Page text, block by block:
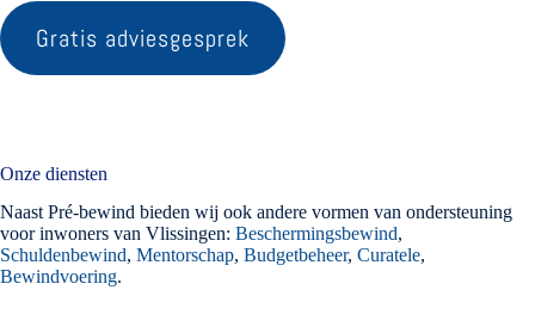
Gratis adviesgesprek
Onze diensten
Naast Pré-bewind bieden wij ook andere vormen van ondersteuning
voor inwoners van Vlissingen: Beschermingsbewind,
Schuldenbewind, Mentorschap, Budgetbeheer, Curatele,
Bewindvoering.